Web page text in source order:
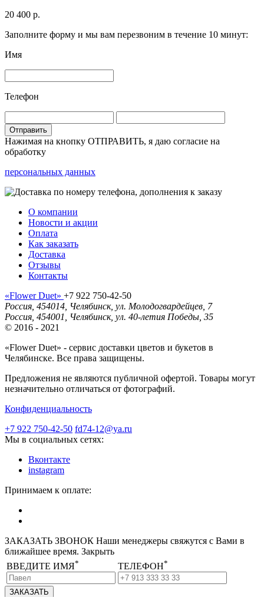
20 400 р.
Заполните форму и мы вам перезвоним в течение 10 минут:
Имя
Телефон
Отправить
Нажимая на кнопку ОТПРАВИТЬ, я даю согласие на
обработку
персональных данных
О компании
Новости и акции
Оплата
Как заказать
Доставка
Отзывы
Контакты
«Flower Duet» +7 922 750-42-50
Россия 454014 Челябинск, ул. Молодогвардейцев, 7
Россия 454001 Челябинск, ул. 40-летия Победы, 35
© 2016 - 2021
«Flower Duet» - сервис доставки цветов и букетов в
Челябинске. Все права защищены.
Предложения не являются публичной офертой. Товары могут
незначительно отличаться от фотографий.
Конфиденциальность
+7 922 750-42-50 fd74-12@ya.ru
Мы в социальных сетях:
Вконтакте
instagram
Принимаем к оплате:
ЗАКАЗАТЬ ЗВОНОК Наши менеджеры свяжутся с Вами в
ближайшее время. Закрыть
ВВЕДИТЕ ИМЯ* ТЕЛЕФОН*